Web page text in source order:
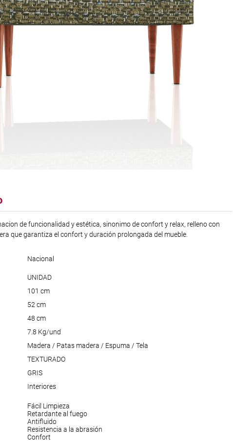
de funcionalidad y estética, sinonimo de confort y relax, relleno con
que garantiza el confort y duración prolongada del mueble.
Nacional
UNIDAD
101 cm
52 cm
48 cm
7.8 Kg/und
Madera / Patas madera / Espuma / Tela
TEXTURADO
GRIS
Interiores
Fácil Limpieza
Retardante al fuego
Antifluido
Resistencia a la abrasión
Confort
tapete